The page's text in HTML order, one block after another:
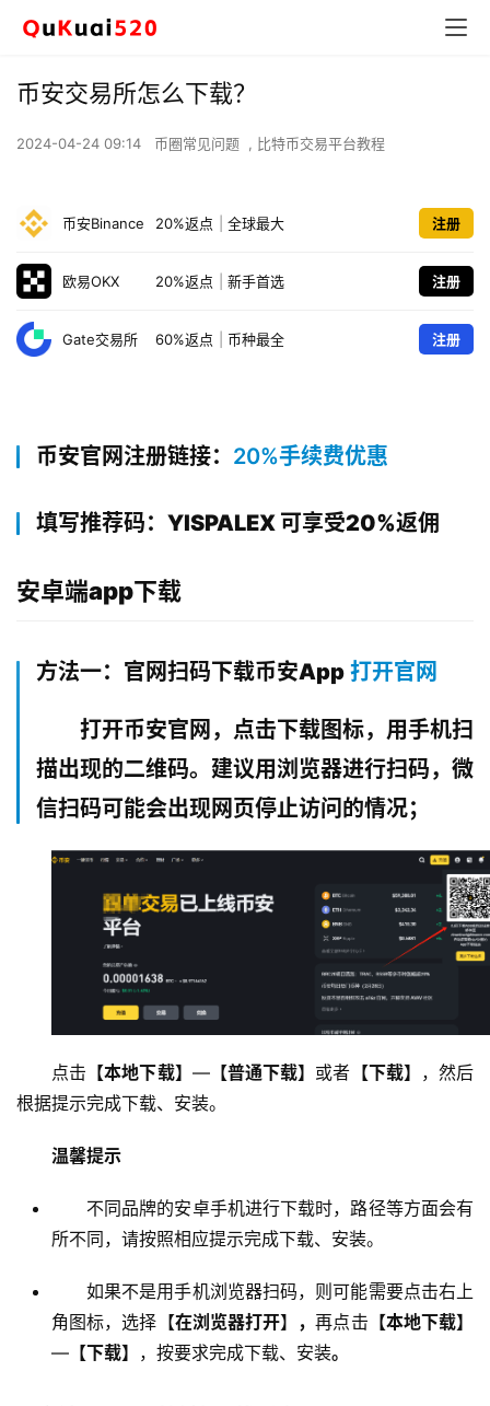
币安交易所怎么下载？
2024-04-24 09:14 币圈常见问题 , 比特币交易平台教程
币安Binance 20%返点 全球最大 注册
欧易OKX 20%返点 新手首选 注册
Gate交易所 60%返点 币种最全 注册
币安官网注册链接： 20%手续费优惠
填写推荐码：YISPALEX 可享受20%返佣
安卓端app下载
方法一：官网扫码下载币安App 打开官网
打开币安官网，点击下载图标，用手机扫
描出现的二维码。建议用浏览器进行扫码，微
信扫码可能会出现网页停止访问的情况；
点击 【本地下载】 —【普通下载】 或者 【下载】 ，然后
根据提示完成下载、安装。
温馨提示
不同品牌的安卓手机进行下载时，路径等方面会有
所不同，请按照相应提示完成下载、安装。
如果不是用手机浏览器扫码，则可能需要点击右上
角图标，选择【在浏览器打开】 ，再点击 【本地下载】
— 【下载】 ，按要求完成下载、安装。